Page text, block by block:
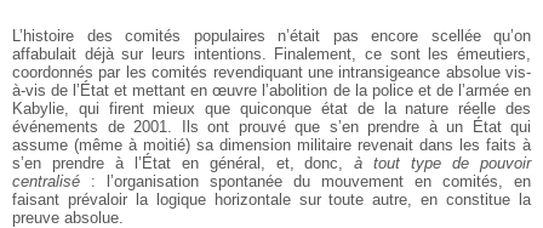
L’histoire des comités populaires n’était pas encore scellée qu’on
affabulait déjà sur leurs intentions. Finalement, ce sont les émeutiers,
coordonnés par les comités revendiquant une intransigeance absolue vis-
à-vis de l’État et mettant en œuvre l’abolition de la police et de l’armée en
Kabylie, qui firent mieux que quiconque état de la nature réelle des
événements de 2001. Ils ont prouvé que s’en prendre à un État qui
assume (même à moitié) sa dimension militaire revenait dans les faits à
s’en prendre à l’État en général, et, donc,à tout type de pouvoir
centralisé : l’organisation spontanée du mouvement en comités, en
faisant prévaloir la logique horizontale sur toute autre, en constitue la
preuve absolue.